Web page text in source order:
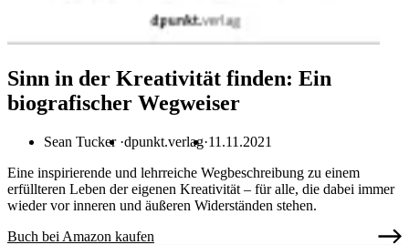
Sinn in der Kreativität finden: Ein
biografischer Wegweiser
Sean Tucker dpunkt.verlag 11.11.2021
Eine inspirierende und lehrreiche Wegbeschreibung zu einem
erfüllteren Leben der eigenen Kreativität – für alle, die dabei immer
wieder vor inneren und äußeren Widerständen stehen.
Buch bei Amazon kaufen